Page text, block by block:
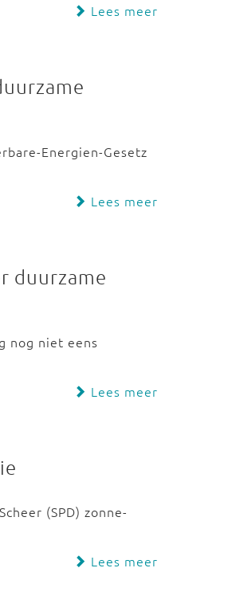
Lees meer
Energien-Gesetz
Lees meer
duurzame
nog niet eens
Lees meer
(SPD) zonne-
Lees meer